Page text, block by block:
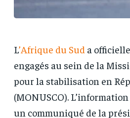
L’Afrique du Sud a
engagés au sein de la
pour la stabilisation en
(MONUSCO).
un communiqué de la